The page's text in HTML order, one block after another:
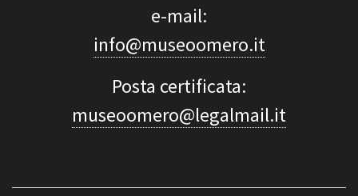
e-mail:
info@museoomero.it
Posta certificata:
museoomero@legalmail.it